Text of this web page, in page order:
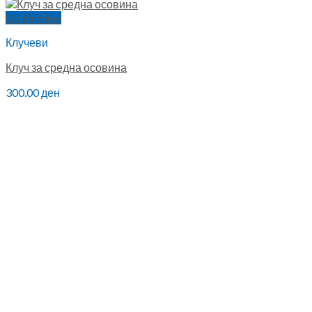
Quick View
Клучеви
Клуч за средна осовина
300.00ден